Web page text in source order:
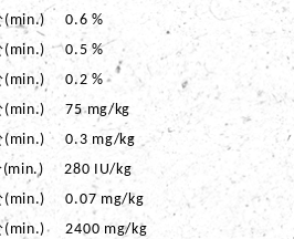
0.6 %
0.5 %
0.2 %
75 mg/kg
0.3 mg/kg
280 IU/kg
0.07 mg/kg
2400 mg/kg